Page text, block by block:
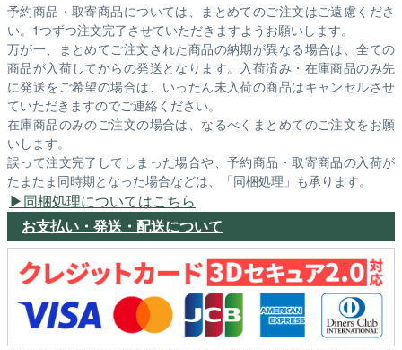
予約商品・取寄商品については、まとめてのご注文はご遠慮くださ
い。1つずつ注文完了させていただきますようお願いします。
万が一、まとめてご注文された商品の納期が異なる場合は、全ての
商品が入荷してからの発送となります。入荷済み・在庫商品のみ先
に発送をご希望の場合は、いったん未入荷の商品はキャンセルさせ
ていただきますのでご連絡ください。
在庫商品のみのご注文の場合は、なるべくまとめてのご注文をお願
いします。
誤って注文完了してしまった場合や、予約商品・取寄商品の入荷が
たまたま同時期となった場合などは、「同梱処理」も承ります。
同梱処理についてはこちら
お支払い・発送・配送について